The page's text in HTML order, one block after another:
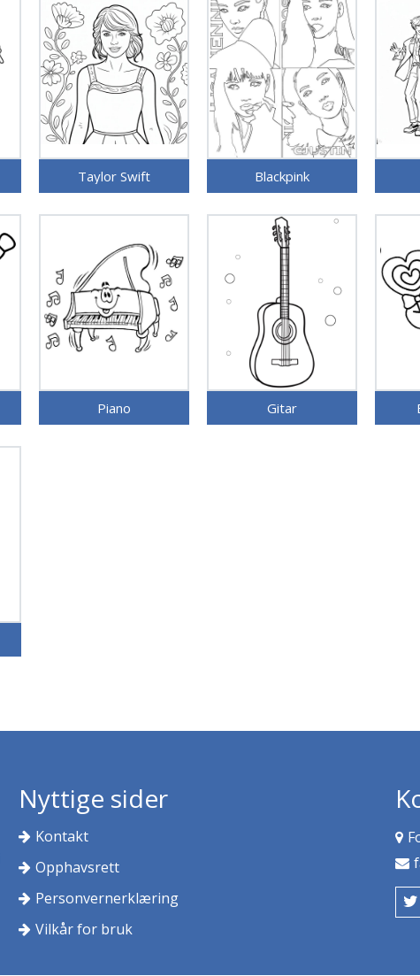
Taylor Swift Blackpink
Piano Gitar
Nyttige sider
Kontakt
Opphavsrett
Personvernerklæring
Vilkår for bruk